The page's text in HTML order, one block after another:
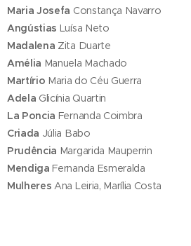
Maria Josefa Constança Navarro
Angústias Luísa Neto
Madalena Zita Duarte
Amélia Manuela Machado
Martírio Maria do Céu Guerra
Adela Glicínia Quartin
La Poncia Fernanda Coimbra
Criada Júlia Babo
Prudência Margarida Mauperrin
Mendiga Fernanda Esmeralda
MulheresAna Leiria, Marília Costa